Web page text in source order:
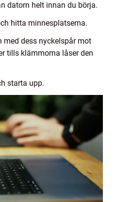
datorn helt innan du börja.
hitta minnesplatserna.
med dess nyckelspår mot
tills klämmorna låser den
starta upp.